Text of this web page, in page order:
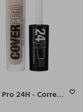
Cover Pro 24H - Correttore Alta Coprenza